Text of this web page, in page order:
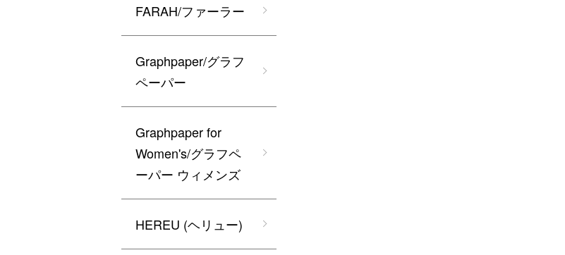
FARAH/ファーラー
Graphpaper/グラフ
ペーパー
Graphpaper for
Women's/グラフペ
ーパー ウィメンズ
HEREU (ヘリュー)